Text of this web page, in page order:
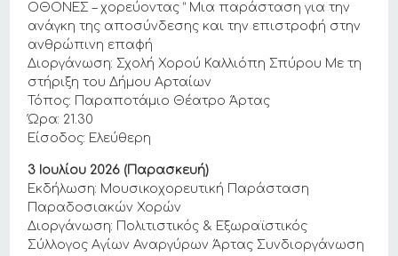
ΟΘΟΝΕΣ – χορεύοντας ” Μια παράσταση για την
ανάγκη της αποσύνδεσης και την επιστροφή στην
ανθρώπινη επαφή
Διοργάνωση: Σχολή Χορού Καλλιόπη Σπύρου Με τη
στήριξη του Δήμου Αρταίων
Τόπος: Παραποτάμιο Θέατρο Άρτας
Ώρα: 21.30
Είσοδος: Ελεύθερη
3 Ιουλίου 2026 (Παρασκευή)
Εκδήλωση: Μουσικοχορευτική Παράσταση
Παραδοσιακών Χορών
Διοργάνωση: Πολιτιστικός & Εξωραϊστικός
Σύλλογος Αγίων Αναργύρων Άρτας Συνδιοργάνωση